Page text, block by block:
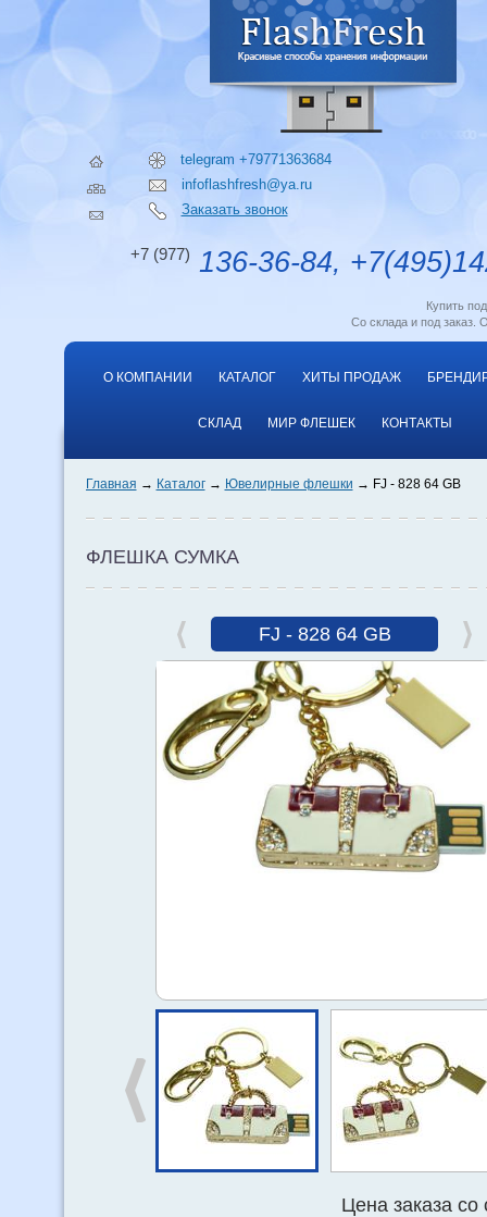
telegram +79771363684
infoflashfresh@ya.ru
Заказать звонок
+7 (977) 136-36-84,
Купить
Со склада и под заказ.
О КОМПАНИИ КАТАЛОГ ХИТЫ ПРОДАЖ
СКЛАД МИР ФЛЕШЕК КОНТАКТЫ
Главная Каталог Ювелирные флешки FJ - 828 64 GB
ФЛЕШКА СУМКА
FJ - 828 64 GB
Цена заказа со